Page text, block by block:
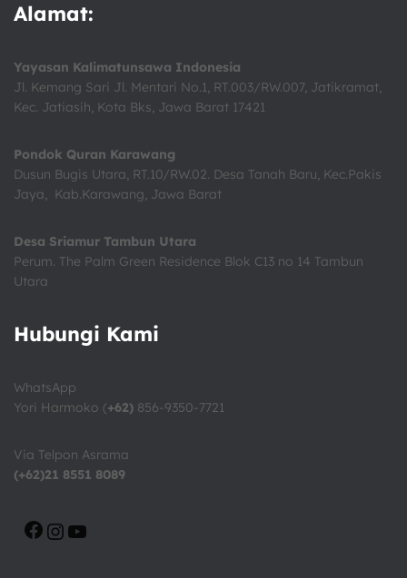
Alamat:
Yayasan Kalimatunsawa Indonesia
Jl. Kemang Sari Jl. Mentari No.1, RT.003/RW.007, Jatikramat,
Kec. Jatiasih, Kota Bks, Jawa Barat 17421
Pondok Quran Karawang
Dusun Bugis Utara, RT.10/RW.02. Desa Tanah Baru, Kec.Pakis
Jaya, Kab.Karawang, Jawa Barat
Desa Sriamur Tambun Utara
Perum. The Palm Green Residence Blok C13 no 14 Tambun
Utara
Hubungi Kami
WhatsApp
Yori Harmoko (+62) 856-9350-7721
Via Telpon Asrama
(+62)21 8551 8089